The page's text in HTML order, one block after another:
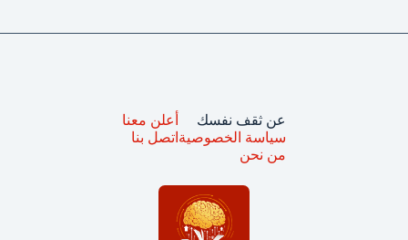
عن ثقف نفسك
سياسة الخصوصية
من نحن
أعلن معنا
اتصل بنا